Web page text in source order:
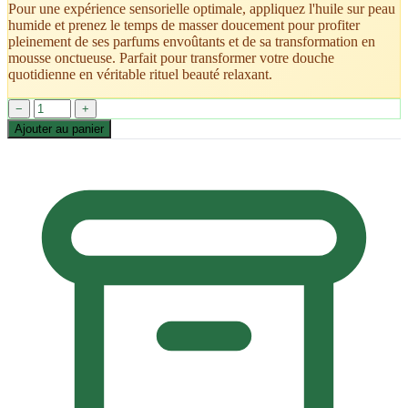
Pour une expérience sensorielle optimale, appliquez l'huile sur peau
humide et prenez le temps de masser doucement pour profiter
pleinement de ses parfums envoûtants et de sa transformation en
mousse onctueuse. Parfait pour transformer votre douche
quotidienne en véritable rituel beauté relaxant.
−
+
Ajouter au panier